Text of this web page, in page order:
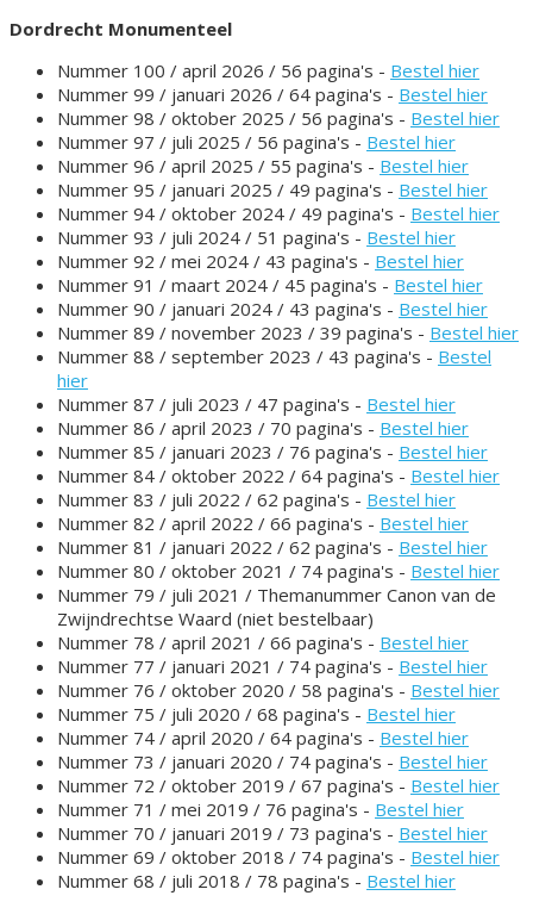
Dordrecht Monumenteel
Nummer 100 / april 2026 / 56 pagina's - Bestel hier
Nummer 99 / januari 2026 / 64 pagina's - Bestel hier
Nummer 98 / oktober 2025 / 56 pagina's - Bestel hier
Nummer 97 / juli 2025 / 56 pagina's - Bestel hier
Nummer 96 / april 2025 / 55 pagina's - Bestel hier
Nummer 95 / januari 2025 / 49 pagina's - Bestel hier
Nummer 94 / oktober 2024 / 49 pagina's - Bestel hier
Nummer 93 / juli 2024 / 51 pagina's - Bestel hier
Nummer 92 / mei 2024 / 43 pagina's - Bestel hier
Nummer 91 / maart 2024 / 45 pagina's - Bestel hier
Nummer 90 / januari 2024 / 43 pagina's - Bestel hier
Nummer 89 / november 2023 / 39 pagina's - Bestel hier
Nummer 88 / september 2023 / 43 pagina's - Bestel
hier
Nummer 87 / juli 2023 / 47 pagina's - Bestel hier
Nummer 86 / april 2023 / 70 pagina's - Bestel hier
Nummer 85 / januari 2023 / 76 pagina's - Bestel hier
Nummer 84 / oktober 2022 / 64 pagina's - Bestel hier
Nummer 83 / juli 2022 / 62 pagina's - Bestel hier
Nummer 82 / april 2022 / 66 pagina's - Bestel hier
Nummer 81 / januari 2022 / 62 pagina's - Bestel hier
Nummer 80 / oktober 2021 / 74 pagina's - Bestel hier
Nummer 79 / juli 2021 / Themanummer Canon van de
Zwijndrechtse Waard (niet bestelbaar)
Nummer 78 / april 2021 / 66 pagina's - Bestel hier
Nummer 77 / januari 2021 / 74 pagina's - Bestel hier
Nummer 76 / oktober 2020 / 58 pagina's - Bestel hier
Nummer 75 / juli 2020 / 68 pagina's - Bestel hier
Nummer 74 / april 2020 / 64 pagina's - Bestel hier
Nummer 73 / januari 2020 / 74 pagina's - Bestel hier
Nummer 72 / oktober 2019 / 67 pagina's - Bestel hier
Nummer 71 / mei 2019 / 76 pagina's - Bestel hier
Nummer 70 / januari 2019 / 73 pagina's - Bestel hier
Nummer 69 / oktober 2018 / 74 pagina's - Bestel hier
Nummer 68 / juli 2018 / 78 pagina's - Bestel hier